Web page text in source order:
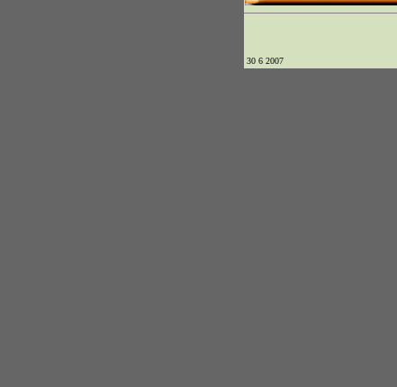
30 6 2007